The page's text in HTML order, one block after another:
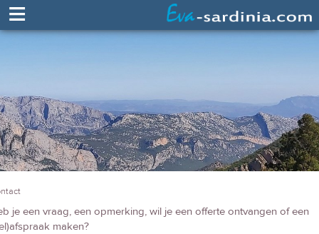
≡
je een vraag, een opmerking, wil je een offerte ontvangen of een
maken?